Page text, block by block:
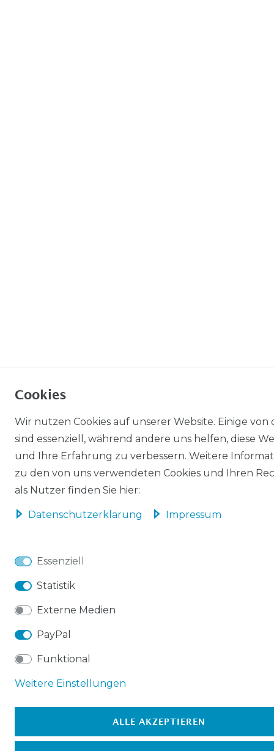
Cookies
Wir nutzen Cookies auf unserer Website. Einige von
sind essenziell, während andere uns helfen, diese
und Ihre Erfahrung zu verbessern. Weitere
zu den von uns verwendeten Cookies und Ihren
als Nutzer finden Sie hier:
Daten­schutz­erklärung Impressum
Essenziell
Statistik
Externe Medien
PayPal
Funktional
Weitere Einstellungen
ALLE AKZEPTIEREN